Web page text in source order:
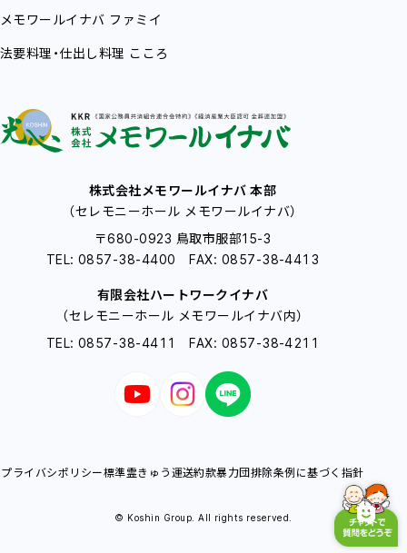
メモワールイナバ ファミイ
法要料理・仕出し料理 こころ
株式会社メモワールイナバ 本部
（セレモニーホール メモワールイナバ）
〒680-0923 鳥取市服部15-3
TEL: 0857-38-4400 FAX: 0857-38-4413
有限会社ハートワークイナバ
（セレモニーホール メモワールイナバ内）
TEL: 0857-38-4411 FAX: 0857-38-4211
プライバシポリシー標準霊きゅう運送約款暴力団排除条例に基づく指針
© Koshin Group. All rights reserved.